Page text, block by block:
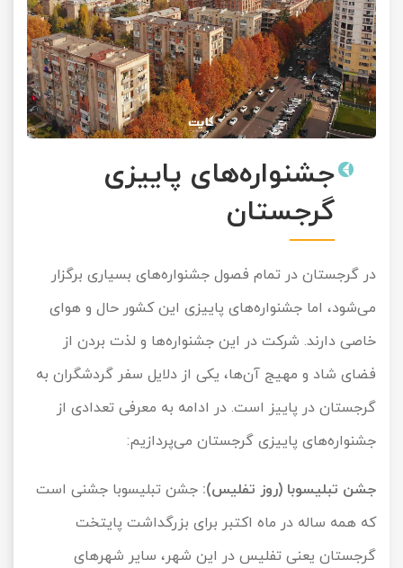
جشنواره‌های پاییزی
گرجستان
در گرجستان در تمام فصول جشنواره‌های بسیاری برگزار
می‌شود، اما جشنواره‌های پاییزی این کشور حال و هوای
خاصی دارند. شرکت در این جشنواره‌ها و لذت بردن از
فضای شاد و مهیج آن‌ها، یکی از دلایل سفر گردشگران به
گرجستان در پاییز است. در ادامه به معرفی تعدادی از
جشنواره‌های پاییزی گرجستان می‌پردازیم:
جشن تبلیسوبا (روز تفلیس): جشن تبلیسوبا جشنی است
که همه ساله در ماه اکتبر برای بزرگداشت پایتخت
گرجستان یعنی تفلیس در این شهر، سایر شهرهای